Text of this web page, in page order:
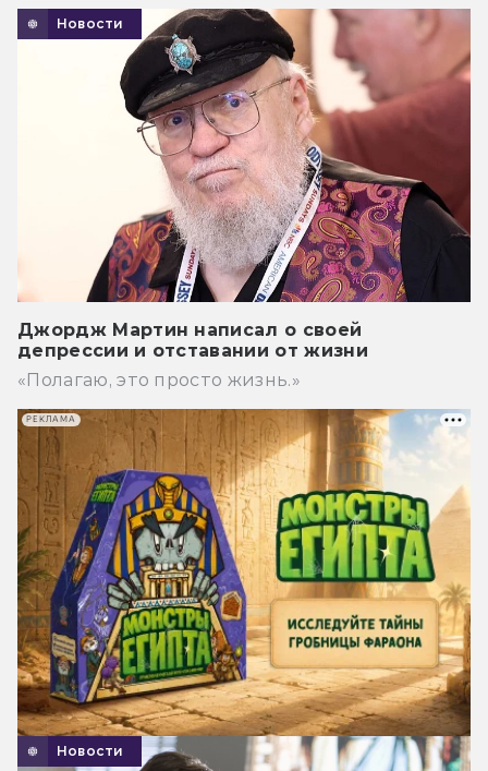
Новости
Джордж Мартин написал о своей
депрессии и отставании от жизни
«Полагаю, это просто жизнь.»
Новости
РЕКЛАМА